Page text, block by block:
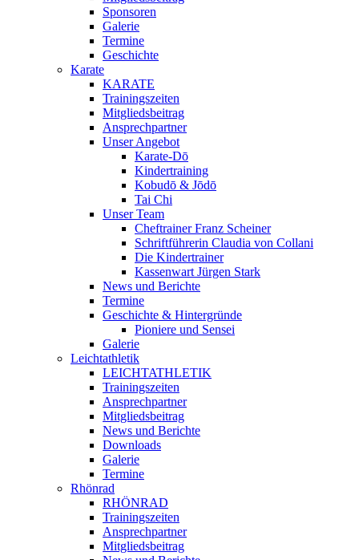
Sponsoren
Galerie
Termine
Geschichte
Karate
KARATE
Trainingszeiten
Mitgliedsbeitrag
Ansprechpartner
Unser Angebot
Karate-Dō
Kindertraining
Kobudō & Jōdō
Tai Chi
Unser Team
Cheftrainer Franz Scheiner
Schriftführerin Claudia von Collani
Die Kindertrainer
Kassenwart Jürgen Stark
News und Berichte
Termine
Geschichte & Hintergründe
Pioniere und Sensei
Galerie
Leichtathletik
LEICHTATHLETIK
Trainingszeiten
Ansprechpartner
Mitgliedsbeitrag
News und Berichte
Downloads
Galerie
Termine
Rhönrad
RHÖNRAD
Trainingszeiten
Ansprechpartner
Mitgliedsbeitrag